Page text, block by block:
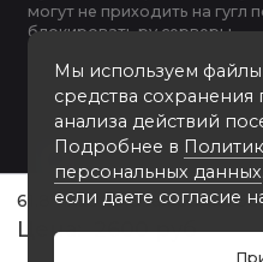
61.8 пластиковая рамка
2600 руб
Мы используем
средства
анализа действий
Подробнее в
персональных данных
если даете согласие
могут не приходить на гугл
блокировать ру серверы